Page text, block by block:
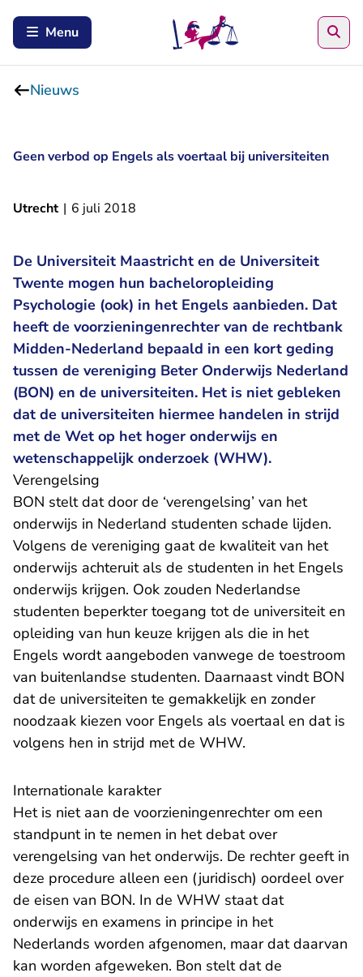
Menu
Nieuws
Geen verbod op Engels als voertaal bij universiteiten
Utrecht | 6 juli 2018
De Universiteit Maastricht en de Universiteit
Twente mogen hun bacheloropleiding
Psychologie (ook) in het Engels aanbieden. Dat
heeft de voorzieningenrechter van de rechtbank
Midden-Nederland bepaald in een kort geding
tussen de vereniging Beter Onderwijs Nederland
(BON) en de universiteiten. Het is niet gebleken
dat de universiteiten hiermee handelen in strijd
met de Wet op het hoger onderwijs en
wetenschappelijk onderzoek (WHW).
Verengelsing
BON stelt dat door de ‘verengelsing’ van het
onderwijs in Nederland studenten schade lijden.
Volgens de vereniging gaat de kwaliteit van het
onderwijs achteruit als de studenten in het Engels
onderwijs krijgen. Ook zouden Nederlandse
studenten beperkter toegang tot de universiteit en
opleiding van hun keuze krijgen als die in het
Engels wordt aangeboden vanwege de toestroom
van buitenlandse studenten. Daarnaast vindt BON
dat de universiteiten te gemakkelijk en zonder
noodzaak kiezen voor Engels als voertaal en dat is
volgens hen in strijd met de WHW.
Internationale karakter
Het is niet aan de voorzieningenrechter om een
standpunt in te nemen in het debat over
verengelsing van het onderwijs. De rechter geeft in
deze procedure alleen een (juridisch) oordeel over
de eisen van BON. In de WHW staat dat
onderwijs en examens in principe in het
Nederlands worden afgenomen, maar dat daarvan
kan worden afgeweken. Bon stelt dat de